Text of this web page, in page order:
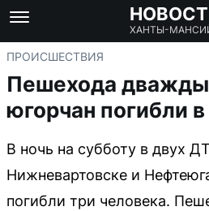
ХАНТЫ-
ПРОИСШЕСТВИЯ
Пешехода дважды
югорчан погибли
В ночь на субботу в двух
Нижневартовске и
погибли три человека.